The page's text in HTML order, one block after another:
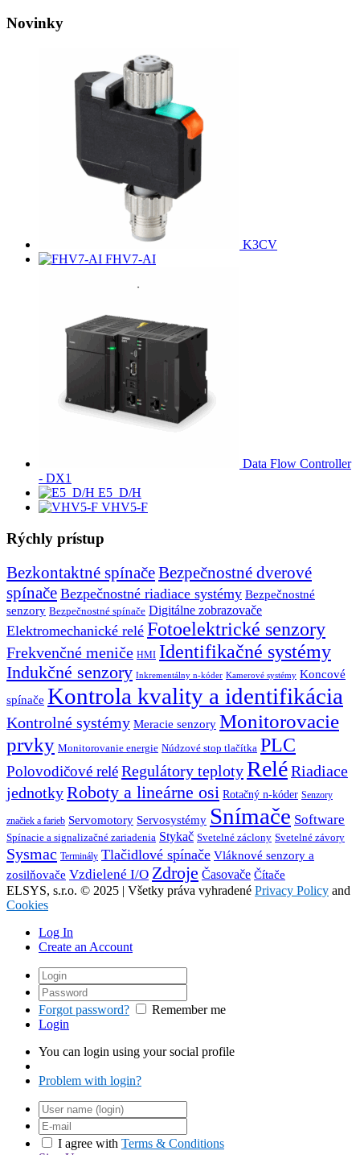
Novinky
K3CV
FHV7-AI
Data Flow Controller
- DX1
E5_D/H
VHV5-F
Rýchly prístup
Bezkontaktné spínačeBezpečnostné dverové
spínače Bezpečnostné riadiace systémy Bezpečnostné
senzory Bezpečnostné spínače Digitálne zobrazovače
Elektromechanické relé Fotoelektrické senzory
Frekvenčné meniče HMI Identifikačné systémy
Indukčné senzory Inkrementálny n-kóder Kamerové systémy Koncové
spínače Kontrola kvality a identifikácia
Kontrolné systémy Meracie senzory Monitorovacie
prvky Monitorovanie energie Núdzové stop tlačítka PLC
Polovodičové reléRegulátory teplotyReléRiadiace
jednotkyRoboty a lineárne osi Rotačný n-kóder Senzory
značiek a farieb Servomotory Servosystémy Snímače Software
Spínacie a signalizačné zariadenia Stykač Svetelné záclony Svetelné závory
Sysmac Terminály Tlačidlové spínače Vláknové senzory a
zosilňovače Vzdielené I/O Zdroje Časovače Čítače
ELSYS, s.r.o. © 2025 | Všetky práva vyhradené Privacy Policy and
Cookies
Log In
Create an Account
Forgot password?
Remember me
Login
You can login using your social profile
Problem with login?
I agree with Terms & Conditions